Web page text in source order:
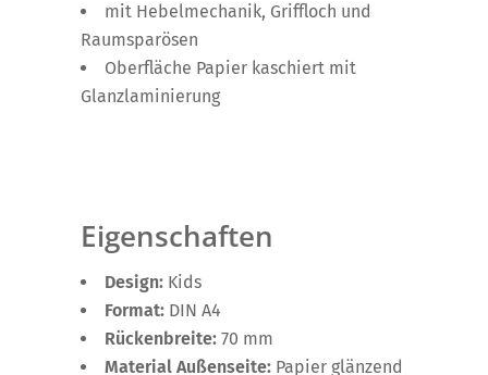
mit Hebelmechanik, Griffloch und
Raumsparösen
Oberfläche Papier kaschiert mit
Glanzlaminierung
Eigenschaften
Design: Kids
Format: DIN A4
Rückenbreite: 70 mm
Material Außenseite: Papier glänzend